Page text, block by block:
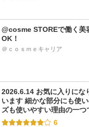
@cosme STOREで働く美
OK！
＠ｃｏｓｍｅキャリア
2026.6.14 お気に入りにな
います 細かな部分にも使
ズも使いやすい理由の一
6